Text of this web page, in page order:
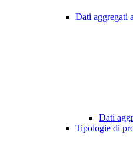
Dati aggregati
Dati
Tipologie di